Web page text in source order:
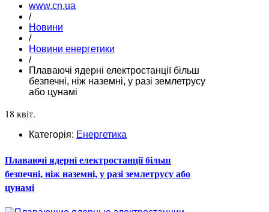
www.cn.ua
/
Новини
/
Новини енергетики
/
Плаваючі ядерні електростанції більш
безпечні, ніж наземні, у разі землетрусу
або цунамі
18 квіт.
Категорія: Енергетика
Плаваючі ядерні електростанції більш
безпечні, ніж наземні, у разі землетрусу або
цунамі